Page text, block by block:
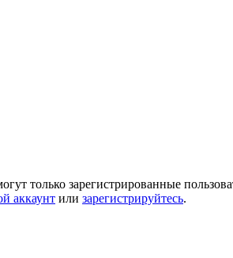
только зарегистрированные
аккаунт или зарегистрируйтесь.